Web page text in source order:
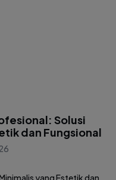
Solusi
dan Fungsional